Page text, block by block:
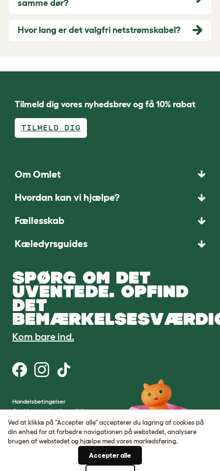
samme dør?
Hvor lang er det valgfri netstrømskabel?
Tilmeld dig vores nyhedsbrev og få 10% rabat
TILMELD DIG
Om Omlet
Hvordan kan vi hjælpe?
Fællesskab
Kæledyrsguides
SPØRG OM DET
UVENTEDE. OPFIND
DET
Kom bare ind.
Handelsbetingelser
Cookie- og privatlivspolitik
Cookie Settings
Sitemap
Virksomhedens registreringsnummer:
Ved at klikke på "Accepter alle" accepterer du lagring af cookies på
din enhed for at forbedre navigationen på webstedet, analysere
brugen af ​​webstedet og hjælpe med vores markedsføring.
Accepter alle